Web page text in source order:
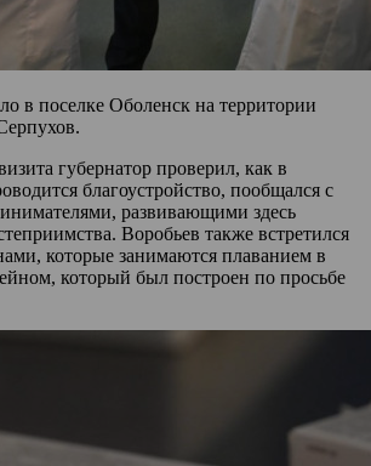
в поселке Оболенск на территории
губернатор проверил, как в
благоустройство, пообщался с
развивающими здесь
Воробьев также встретился
которые занимаются плаванием в
который был построен по просьбе